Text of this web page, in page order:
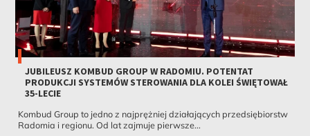
JUBILEUSZ KOMBUD GROUP W RADOMIU. POTENTAT
PRODUKCJI SYSTEMÓW STEROWANIA DLA KOLEI ŚWIĘTOWAŁ
35-LECIE
Kombud Group to jedno z najprężniej działających przedsiębiorstw
Radomia i regionu. Od lat zajmuje pierwsze...